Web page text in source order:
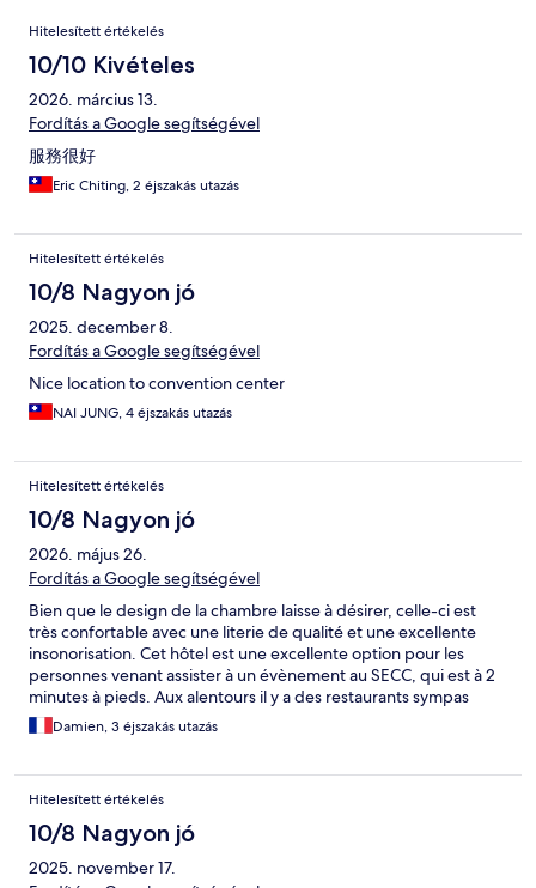
Értékelések
Hitelesített értékelés
10/10 Kivételes
2026. március 13.
Fordítás a Google segítségével
服務很好
Eric Chiting, 2 éjszakás utazás
Hitelesített értékelés
10/8 Nagyon jó
2025. december 8.
Fordítás a Google segítségével
Nice location to convention center
NAI JUNG, 4 éjszakás utazás
Hitelesített értékelés
10/8 Nagyon jó
2026. május 26.
Fordítás a Google segítségével
Bien que le design de la chambre laisse à désirer, celle-ci est
très confortable avec une literie de qualité et une excellente
insonorisation. Cet hôtel est une excellente option pour les
personnes venant assister à un évènement au SECC, qui est à 2
minutes à pieds. Aux alentours il y a des restaurants sympas
pour le soir. Le personnel est très agréable et serviable
Damien, 3 éjszakás utazás
Hitelesített értékelés
10/8 Nagyon jó
2025. november 17.